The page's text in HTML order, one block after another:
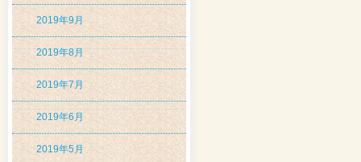
2019年9月
2019年8月
2019年7月
2019年6月
2019年5月